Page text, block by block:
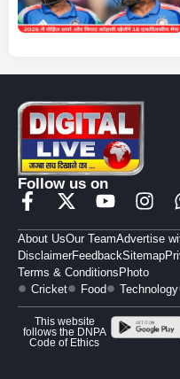
Follow us on
About UsOur TeamAdvertise
DisclaimerFeedbackSitemap
Terms & ConditionsPhoto
Cricket
Food Technology
This website
follows the DNPA
Code of Ethics